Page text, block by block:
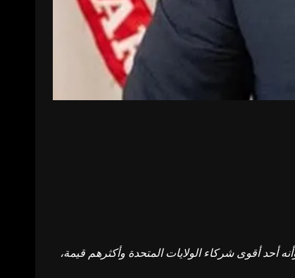
أحد أقوى شركاء الولايات المتحدة وأكثرهم قيمة،